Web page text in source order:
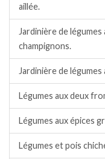
aillée.
Jardinière de
champignons.
Jardinière de légumes
Légumes aux deux
Légumes aux épices
Légumes et pois